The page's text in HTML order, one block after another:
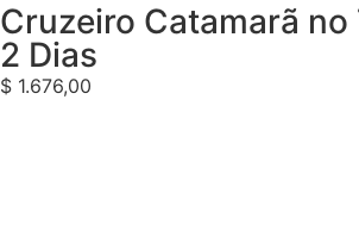
Cruzeiro Catamarã no
2 Dias
$ 1.676,00